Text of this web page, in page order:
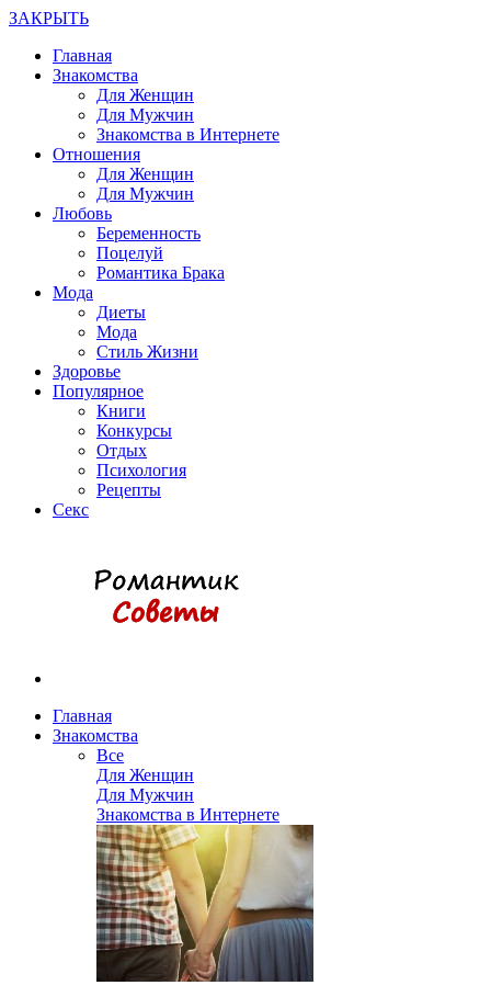
ЗАКРЫТЬ
Главная
Знакомства
Для Женщин
Для Мужчин
Знакомства в Интернете
Отношения
Для Женщин
Для Мужчин
Любовь
Беременность
Поцелуй
Романтика Брака
Мода
Диеты
Мода
Стиль Жизни
Здоровье
Популярное
Книги
Конкурсы
Отдых
Психология
Рецепты
Секс
Главная
Знакомства
Все
Для Женщин
Для Мужчин
Знакомства в Интернете